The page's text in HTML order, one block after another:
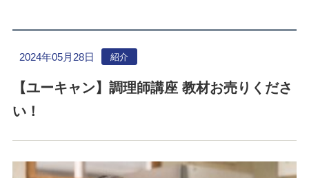
【ユーキャン】調理師講座 教材お売りくださ
い！
2024年05月28日 紹介